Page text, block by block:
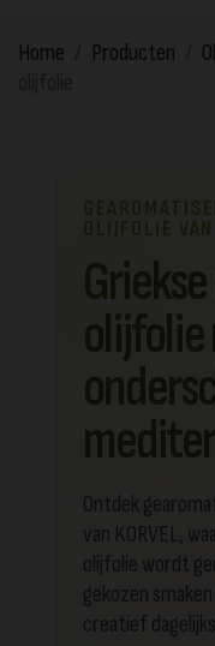
Home Producten
OLIJFOLIE
Ontdek
van KORVEL,
olijfolie wordt
gekozen
creatief